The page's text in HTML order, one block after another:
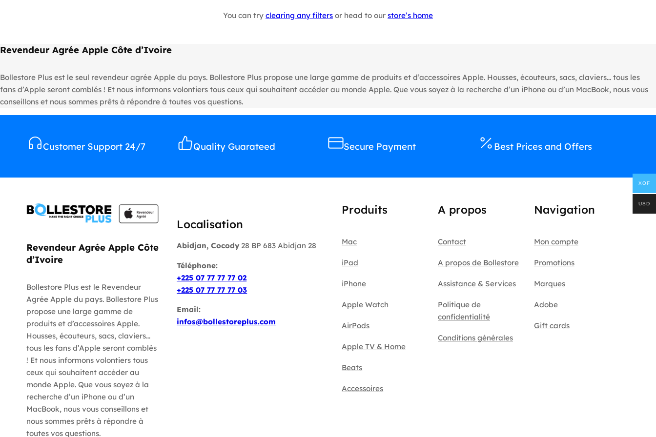
You can try clearing any filters or head to our store’s home
Revendeur Agrée Apple Côte d’Ivoire
Bollestore Plus est le seul revendeur agrée Apple du pays. Bollestore Plus propose une large gamme de produits et d’accessoires Apple. Housses, écouteurs, sacs, claviers… tous les
fans d’Apple seront comblés ! Et nous informons volontiers tous ceux qui souhaitent accéder au monde Apple. Que vous soyez à la recherche d’un iPhone ou d’un MacBook, nous vous
conseillons et nous sommes prêts à répondre à toutes vos questions.
Customer Support 24/7 Quality Guarateed Secure Payment Best Prices and Offers
Revendeur Agrée Apple Côte
d’Ivoire
Bollestore Plus est le Revendeur
Agrée Apple du pays. Bollestore Plus
propose une large gamme de
produits et d’accessoires Apple.
Housses, écouteurs, sacs, claviers…
tous les fans d’Apple seront comblés
! Et nous informons volontiers tous
ceux qui souhaitent accéder au
monde Apple. Que vous soyez à la
recherche d’un iPhone ou d’un
MacBook, nous vous conseillons et
nous sommes prêts à répondre à
toutes vos questions.
Localisation
Abidjan, Cocody 28 BP 683 Abidjan 28
Téléphone:
+225 07 77 77 77 02
+225 07 77 77 77 03
Email:
infos@bollestoreplus.com
Produits
Mac
iPad
iPhone
Apple Watch
AirPods
Apple TV & Home
Beats
Accessoires
A propos
Contact
A propos de Bollestore
Assistance & Services
Politique de
confidentialité
Conditions générales
Navigation
Mon compte
Promotions
Marques
Adobe
Gift cards
XOF
USD